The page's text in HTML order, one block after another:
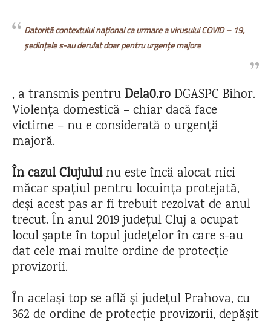
Datorită contextului național ca urmare a virusului COVID – 19,
ședințele s-au derulat doar pentru urgențe majore
, a transmis pentruDela0.ro DGASPC Bihor.
Violența domestică – chiar dacă face
victime – nu e considerată o urgență
majoră.
În cazul Clujuluinu este încă alocat nici
măcar spațiul pentru locuința protejată,
deși acest pas ar fi trebuit rezolvat de anul
trecut. În anul 2019 județul Cluj a ocupat
locul șapte în topul județelor în care s-au
dat cele mai multe ordine de protecție
provizorii.
În același top se află și județul Prahova, cu
362 de ordine de protecție provizorii, depășit